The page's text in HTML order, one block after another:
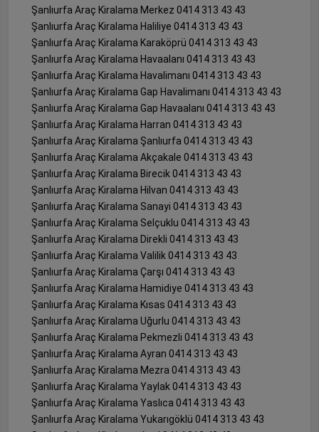
Şanlıurfa Araç Kiralama Merkez 0414 313 43 43
Şanlıurfa Araç Kiralama Haliliye 0414 313 43 43
Şanlıurfa Araç Kiralama Karaköprü 0414 313 43 43
Şanlıurfa Araç Kiralama Havaalanı 0414 313 43 43
Şanlıurfa Araç Kiralama Havalimanı 0414 313 43 43
Şanlıurfa Araç Kiralama Gap Havalimanı 0414 313 43 43
Şanlıurfa Araç Kiralama Gap Havaalanı 0414 313 43 43
Şanlıurfa Araç Kiralama Harran 0414 313 43 43
Şanlıurfa Araç Kiralama Şanlıurfa 0414 313 43 43
Şanlıurfa Araç Kiralama Akçakale 0414 313 43 43
Şanlıurfa Araç Kiralama Birecik 0414 313 43 43
Şanlıurfa Araç Kiralama Hilvan 0414 313 43 43
Şanlıurfa Araç Kiralama Sanayi 0414 313 43 43
Şanlıurfa Araç Kiralama Selçuklu 0414 313 43 43
Şanlıurfa Araç Kiralama Direkli 0414 313 43 43
Şanlıurfa Araç Kiralama Valilik 0414 313 43 43
Şanlıurfa Araç Kiralama Çarşı 0414 313 43 43
Şanlıurfa Araç Kiralama Hamidiye 0414 313 43 43
Şanlıurfa Araç Kiralama Kısas 0414 313 43 43
Şanlıurfa Araç Kiralama Uğurlu 0414 313 43 43
Şanlıurfa Araç Kiralama Pekmezli 0414 313 43 43
Şanlıurfa Araç Kiralama Ayran 0414 313 43 43
Şanlıurfa Araç Kiralama Mezra 0414 313 43 43
Şanlıurfa Araç Kiralama Yaylak 0414 313 43 43
Şanlıurfa Araç Kiralama Yaslıca 0414 313 43 43
Şanlıurfa Araç Kiralama Yukarıgöklü 0414 313 43 43